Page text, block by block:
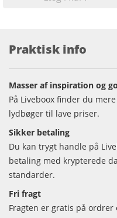
Praktisk info
Masser af inspiration og
På Liveboox finder du
lydbøger til lave priser.
Sikker betaling
Du kan trygt handle på
betaling med krypterede
standarder.
Fri fragt
Fragten er gratis på ordrer